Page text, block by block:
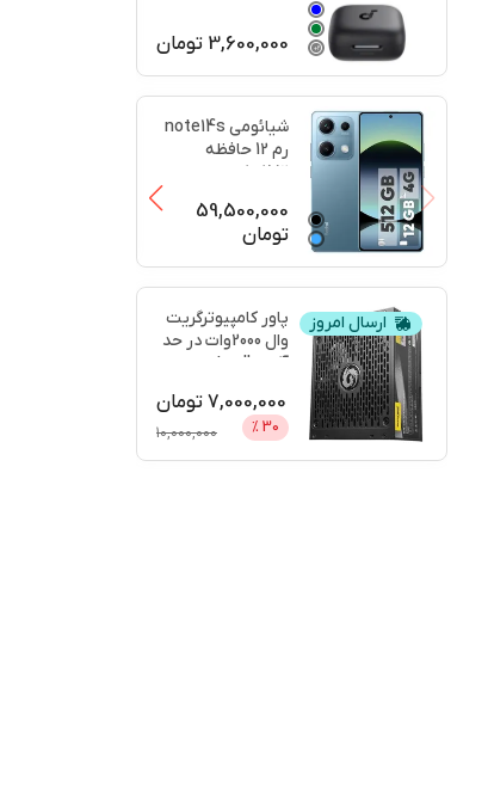
2
+
3,600,000 تومان
شیائومی note14s
رم 12 حافظه
512کارکرد در حد
59,500,000
تومان
ارسال امروز
پاور کامپیوترگریت
وال 2000وات در حد
آکبندgreatwall
7,000,000 تومان
30
%
10,000,000